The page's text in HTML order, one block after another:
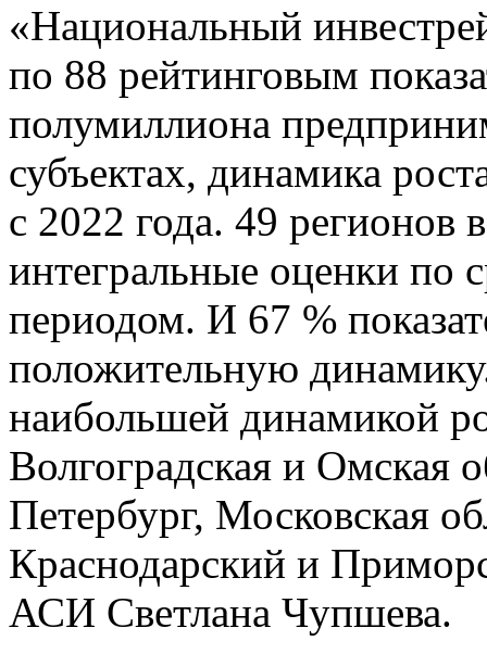
«Национальный
по 88 рейтинговым
полумиллиона
субъектах, динамика
с 2022 года. 49 регионов
интегральные оценки
периодом. И 67 %
положительную
наибольшей динамикой
Волгоградская и
Петербург, Московская
Краснодарский и
АСИ Светлана Чупшева.